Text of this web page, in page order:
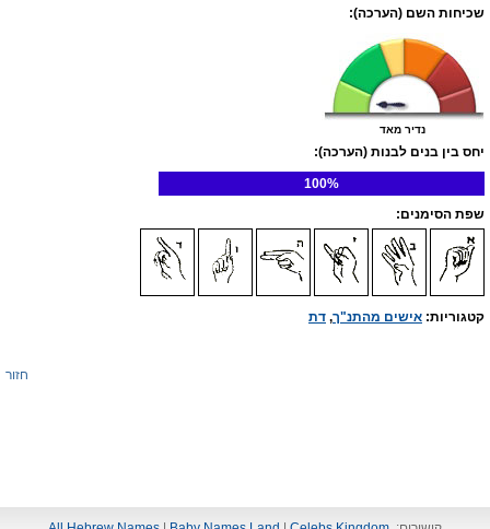
שכיחות השם (הערכה):
נדיר מאד
יחס בין בנים לבנות (הערכה):
100%
שפת הסימנים:
קטגוריות: אישים מהתנ"ך, דת
חזור